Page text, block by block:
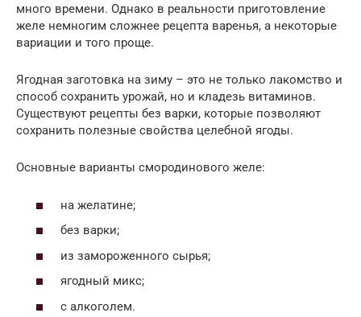
много времени. Однако в реальности приготовление
желе немногим сложнее рецепта варенья, а некоторые
вариации и того проще.
Ягодная заготовка на зиму – это не только лакомство и
способ сохранить урожай, но и кладезь витаминов.
Существуют рецепты без варки, которые позволяют
сохранить полезные свойства целебной ягоды.
Основные варианты смородинового желе:
на желатине;
без варки;
из замороженного сырья;
ягодный микс;
с алкоголем.